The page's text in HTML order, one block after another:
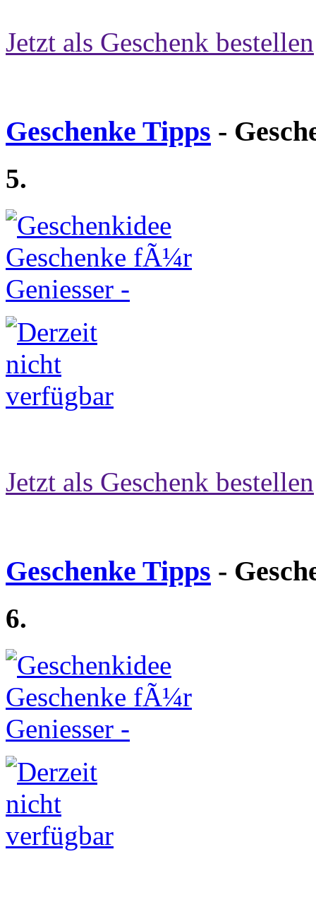
Jetzt als Geschenk bestellen
Geschenke Tipps -
5.
Jetzt als Geschenk bestellen
Geschenke Tipps -
6.